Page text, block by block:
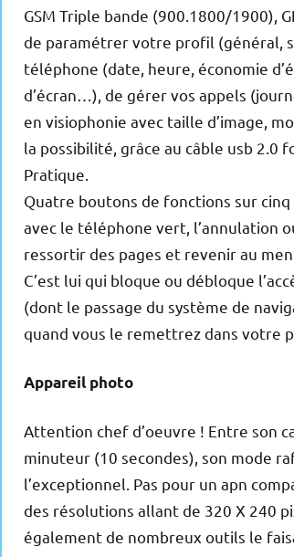
GSM Triple bande (900 .1800/1900),
de paramétrer votre profil (général,
téléphone (date, heure, économie
d’écran…), de gérer vos appels
en visiophonie avec taille d’image,
la possibilité, grâce au câble usb 2.0
Pratique.
Quatre boutons de fonctions sur
avec le téléphone vert, l’annulation
ressortir des pages et revenir au
C’est lui qui bloque ou débloque
(dont le passage du système de
quand vous le remettrez dans votre
Appareil photo
Attention chef d’oeuvre ! Entre son
minuteur (10 secondes), son mode
l’exceptionnel. Pas pour un apn
des résolutions allant de 320 X 240
également de nombreux outils le